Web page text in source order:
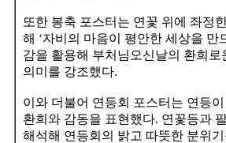
또한 봉축 포스터는 연꽃 위에 좌정
해 ‘자비의 마음이 평안한 세상을 만
감을 활용해 부처님오신날의 환희
의미를 강조했다.
이와 더불어 연등회 포스터는 연등
환희와 감동을 표현했다. 연꽃등과
해석해 연등회의 밝고 따뜻한 분위